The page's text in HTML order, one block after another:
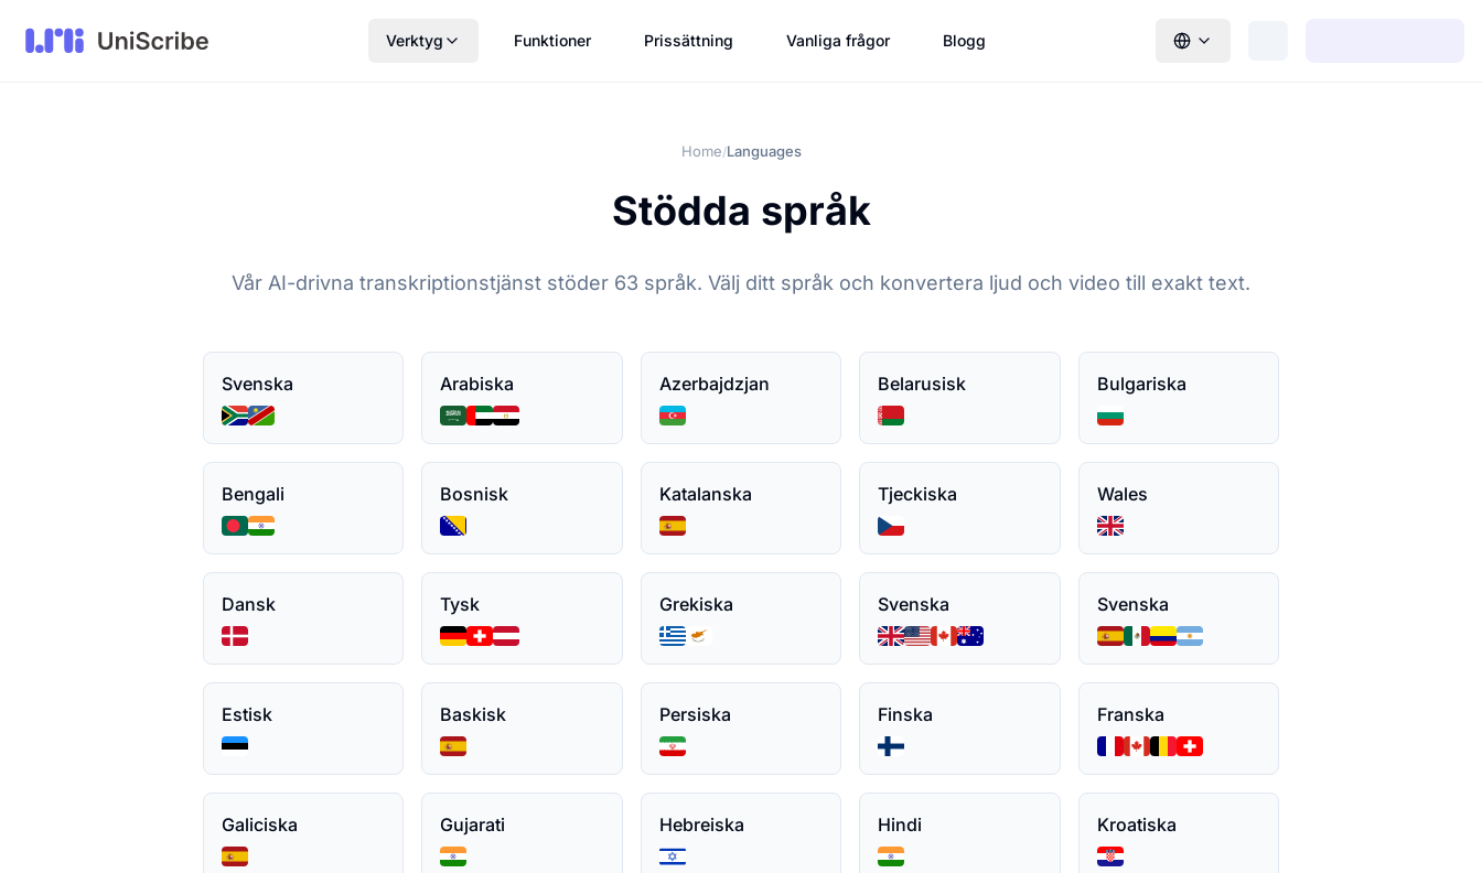
Verktyg Funktioner Prissättning Vanliga frågor Blogg
Home/Languages
Stödda språk
Vår AI-drivna transkriptionstjänst stöder 63 språk. Välj ditt språk och konvertera ljud och video till exakt text.
Svenska Arabiska Azerbajdzjan Belarusisk Bulgariska
Bengali Bosnisk Katalanska Tjeckiska Wales
Dansk Tysk Grekiska Svenska Svenska
Estisk Baskisk Persiska Finska Franska
Galiciska Gujarati Hebreiska Hindi Kroatiska